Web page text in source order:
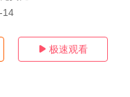
14
 极速观看